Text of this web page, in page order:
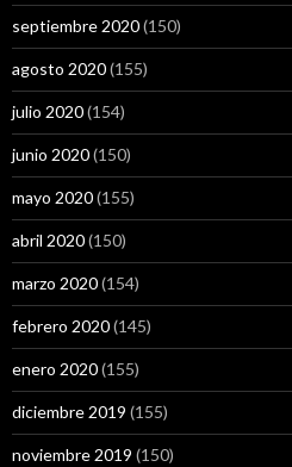
septiembre 2020(150)
agosto 2020(155)
julio 2020(154)
junio 2020(150)
mayo 2020(155)
abril 2020(150)
marzo 2020(154)
febrero 2020(145)
enero 2020(155)
diciembre 2019 (155)
noviembre 2019 (150)